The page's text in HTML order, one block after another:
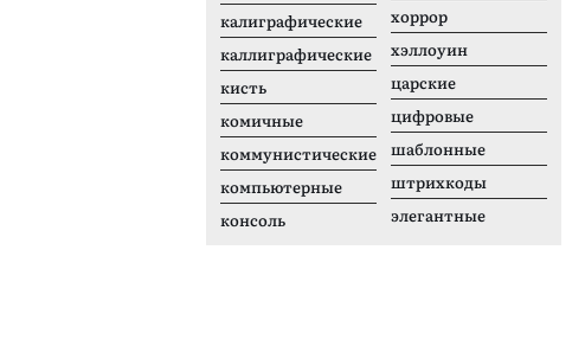
калиграфические
каллиграфические
кисть
комичные
коммунистические
компьютерные
консоль
хоррор
хэллоуин
царские
цифровые
шаблонные
штрихкоды
элегантные